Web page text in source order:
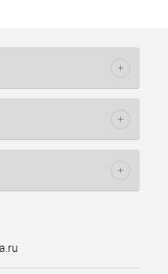
пленкой.
входящие в
питательные
распылить на